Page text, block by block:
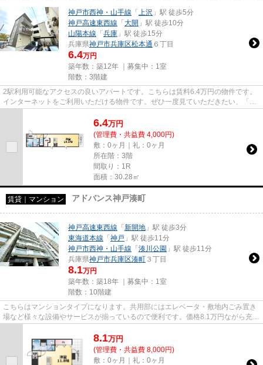
神戸市西神・山手線 「 上沢 」駅 徒歩5分
神戸高速東西線 「 大開 」駅 徒歩10分
山陽本線 「 兵庫 」駅 徒歩15分
兵庫県神戸市兵庫区松本通 ６丁目
6.4万円
築年数：築12年 ｜募集中： 1室
階数：3階建
2駅利用可能なアクセスの良いアパートです。こちらは賃料6.4万円の物件です。
インターネットをご利用いただける物件です。ぜひ一度見ていただきたい、「サ
6.4万円
(管理費・共益費 4,000円)
敷：0ヶ月｜礼：0ヶ月
所在階：3階
間取り：1R
面積：30.28㎡
賃貸｜マンション アドバンス神戸湊町
神戸高速東西線 「 新開地 」駅 徒歩3分
東海道本線 「 神戸 」駅 徒歩11分
神戸市西神・山手線 「 湊川公園 」駅 徒歩11分
兵庫県神戸市兵庫区湊町 ３丁目
8.1万円
築年数：築18年 ｜募集中： 1室
階数：10階建
こちらはマンションタイプになります。共用部にはエレベータ・敷地内ごみ置き
場など様々な設備やサービスが揃っているので便利です。価格8.1万円ながら充実
8.1万円
(管理費・共益費 8,000円)
敷：0ヶ月｜礼：0ヶ月